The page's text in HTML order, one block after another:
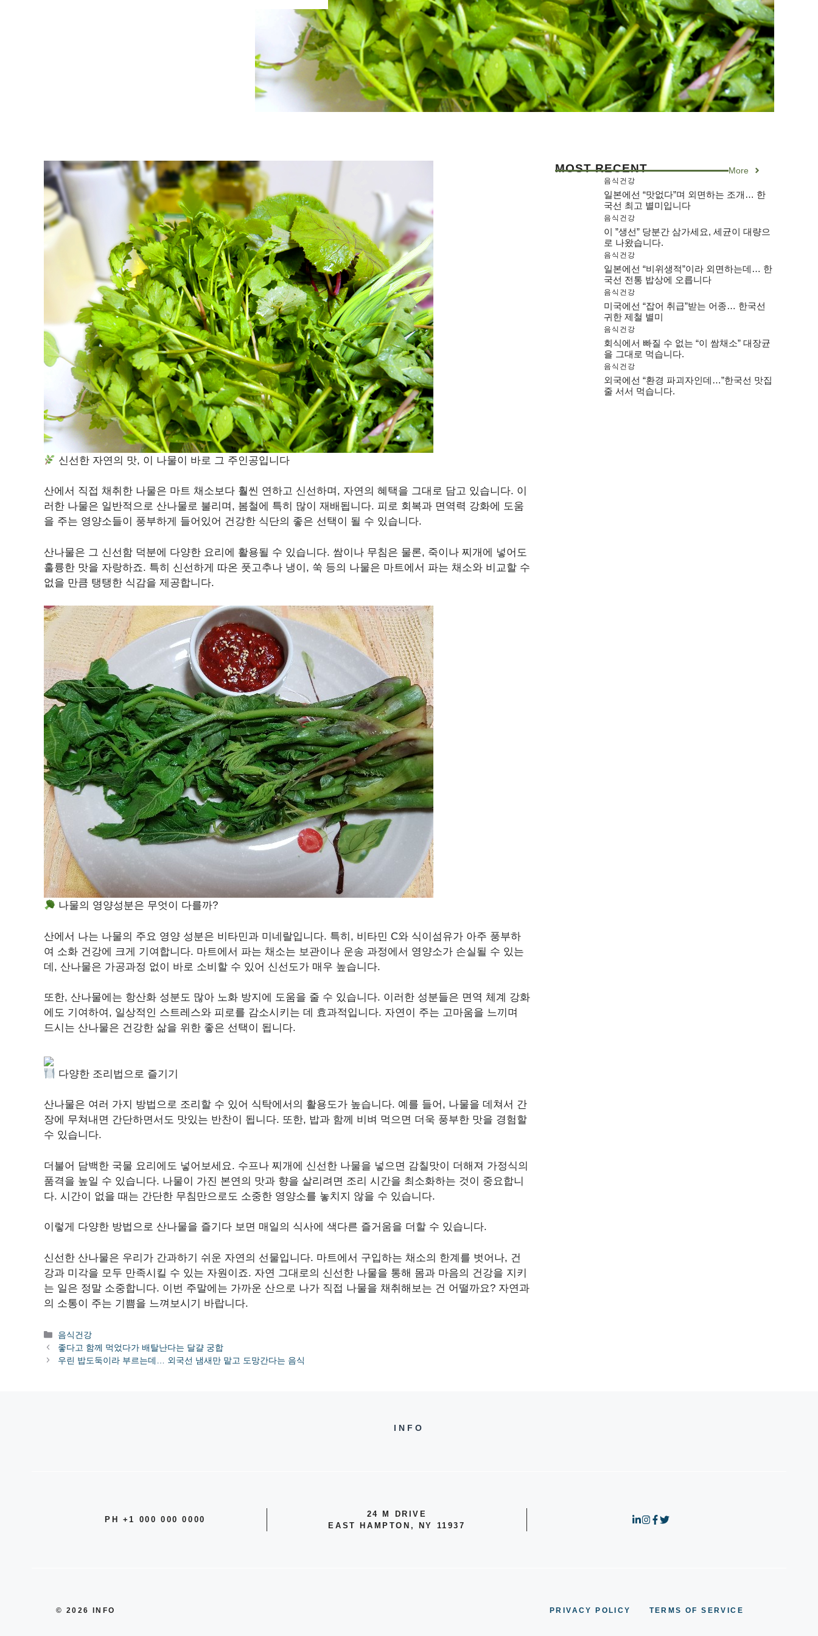
신선한 자연의 맛, 이 나물이 바로 그 주인공입니다
산에서 직접 채취한 나물은 마트 채소보다 훨씬 연하고 신선하며, 자연의 혜택을 그대로 담고 있습니다. 이
러한 나물은 일반적으로 산나물로 불리며, 봄철에 특히 많이 재배됩니다. 피로 회복과 면역력 강화에 도움
을 주는 영양소들이 풍부하게 들어있어 건강한 식단의 좋은 선택이 될 수 있습니다.
산나물은 그 신선함 덕분에 다양한 요리에 활용될 수 있습니다. 쌈이나 무침은 물론, 죽이나 찌개에 넣어도
훌륭한 맛을 자랑하죠. 특히 신선하게 따온 풋고추나 냉이, 쑥 등의 나물은 마트에서 파는 채소와 비교할 수
없을 만큼 탱탱한 식감을 제공합니다.
나물의 영양성분은 무엇이 다를까?
산에서 나는 나물의 주요 영양 성분은 비타민과 미네랄입니다. 특히, 비타민 C와 식이섬유가 아주 풍부하
여 소화 건강에 크게 기여합니다. 마트에서 파는 채소는 보관이나 운송 과정에서 영양소가 손실될 수 있는
데, 산나물은 가공과정 없이 바로 소비할 수 있어 신선도가 매우 높습니다.
또한, 산나물에는 항산화 성분도 많아 노화 방지에 도움을 줄 수 있습니다. 이러한 성분들은 면역 체계 강화
에도 기여하여, 일상적인 스트레스와 피로를 감소시키는 데 효과적입니다. 자연이 주는 고마움을 느끼며
드시는 산나물은 건강한 삶을 위한 좋은 선택이 됩니다.
다양한 조리법으로 즐기기
산나물은 여러 가지 방법으로 조리할 수 있어 식탁에서의 활용도가 높습니다. 예를 들어, 나물을 데쳐서 간
장에 무쳐내면 간단하면서도 맛있는 반찬이 됩니다. 또한, 밥과 함께 비벼 먹으면 더욱 풍부한 맛을 경험할
수 있습니다.
더불어 담백한 국물 요리에도 넣어보세요. 수프나 찌개에 신선한 나물을 넣으면 감칠맛이 더해져 가정식의
품격을 높일 수 있습니다. 나물이 가진 본연의 맛과 향을 살리려면 조리 시간을 최소화하는 것이 중요합니
다. 시간이 없을 때는 간단한 무침만으로도 소중한 영양소를 놓치지 않을 수 있습니다.
이렇게 다양한 방법으로 산나물을 즐기다 보면 매일의 식사에 색다른 즐거움을 더할 수 있습니다.
신선한 산나물은 우리가 간과하기 쉬운 자연의 선물입니다. 마트에서 구입하는 채소의 한계를 벗어나, 건
강과 미각을 모두 만족시킬 수 있는 자원이죠. 자연 그대로의 신선한 나물을 통해 몸과 마음의 건강을 지키
는 일은 정말 소중합니다. 이번 주말에는 가까운 산으로 나가 직접 나물을 채취해보는 건 어떨까요? 자연과
의 소통이 주는 기쁨을 느껴보시기 바랍니다.
카
테
고
음식건강
좋다고 함께 먹었다가 배탈난다는 달걀 궁합
우린 밥도둑이라 부르는데… 외국선 냄새만 맡고 도망간다는 음식
MOST RECENT More
음식건강
일본에선 “맛없다”며 외면하는 조개… 한
국선 최고 별미입니다
음식건강
이 ”생선” 당분간 삼가세요, 세균이 대량으
로 나왔습니다.
음식건강
일본에선 “비위생적”이라 외면하는데… 한
국선 전통 밥상에 오릅니다
음식건강
미국에선 “잡어 취급”받는 어종… 한국선
귀한 제철 별미
음식건강
회식에서 빠질 수 없는 “이 쌈채소” 대장균
을 그대로 먹습니다.
음식건강
외국에선 “환경 파괴자인데…”한국선 맛집
줄 서서 먹습니다.
INFO
PH +1 000 000 0000
24 M DRIVE
EAST HAMPTON, NY 11937
© 2026 INFO PRIVACY POLICY TERMS OF SERVICE